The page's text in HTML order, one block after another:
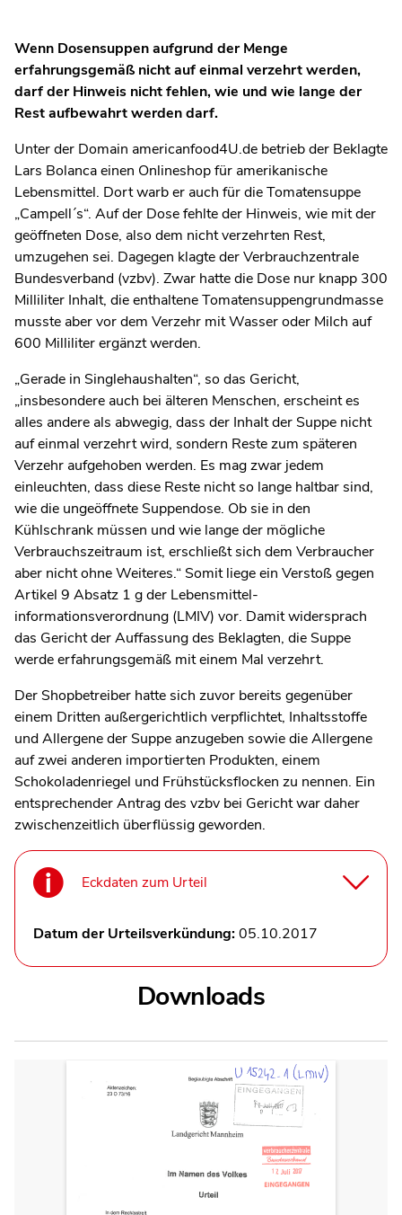
Wenn Dosensuppen aufgrund der Menge
erfahrungsgemäß nicht auf einmal verzehrt werden,
darf der Hinweis nicht fehlen, wie und wie lange der
Rest aufbewahrt werden darf.
Unter der Domain americanfood4U.de betrieb der Beklagte
Lars Bolanca einen Onlineshop für amerikanische
Lebensmittel. Dort warb er auch für die Tomaten­suppe
„Campell´s“. Auf der Dose fehlte der Hinweis, wie mit der
geöffneten Dose, also dem nicht verzehrten Rest,
umzugehen sei. Dagegen klagte der Verbrauchzentrale
Bundesverband (vzbv). Zwar hatte die Dose nur knapp 300
Milliliter Inhalt, die enthaltene Tomatensuppengrundmasse
musste aber vor dem Verzehr mit Wasser oder Milch auf
600 Milliliter ergänzt werden.
„Gerade in Singlehaushalten“, so das Gericht,
„insbesondere auch bei älteren Menschen, erscheint es
alles andere als abwegig, dass der Inhalt der Suppe nicht
auf einmal verzehrt wird, sondern Reste zum späteren
Verzehr aufgehoben werden. Es mag zwar jedem
einleuchten, dass diese Reste nicht so lange haltbar sind,
wie die ungeöffnete Suppendose. Ob sie in den
Kühlschrank müssen und wie lange der mögliche
Verbrauchszeitraum ist, erschließt sich dem Verbraucher
aber nicht ohne Weiteres.“ Somit liege ein Verstoß gegen
Artikel 9 Absatz 1 g der Lebens­mittel­
informationsverordnung (LMIV) vor. Damit wider­sprach
das Gericht der Auffassung des Beklagten, die Suppe
werde erfahrungsgemäß mit einem Mal verzehrt.
Der Shopbetreiber hatte sich zuvor bereits gegenüber
einem Dritten außergerichtlich verpflichtet, Inhaltsstoffe
und Allergene der Suppe anzugeben sowie die Allergene
auf zwei anderen importierten Produkten, einem
Schokoladenriegel und Frühstücksflocken zu nennen. Ein
entsprechender Antrag des vzbv bei Gericht war daher
zwischenzeitlich überflüssig geworden.
Eckdaten zum Urteil
Datum der Urteilsverkündung:05.10.2017
Downloads